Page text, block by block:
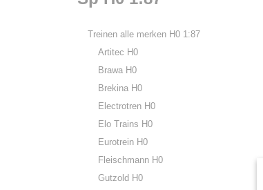
Treinen alle merken H0 1:87
Artitec H0
Brawa H0
Brekina H0
Electrotren H0
Elo Trains H0
Eurotrein H0
Fleischmann H0
Gutzold H0